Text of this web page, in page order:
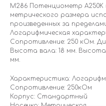
M286 Потенциометр
метрического размера
произведенных за
Логарифмическая
Сопротивление: 250 кОм.
Высота вала: 18 мм.
мм.
Характеристика:
Сопротивление: 250кОм
Корпус: Стандартный